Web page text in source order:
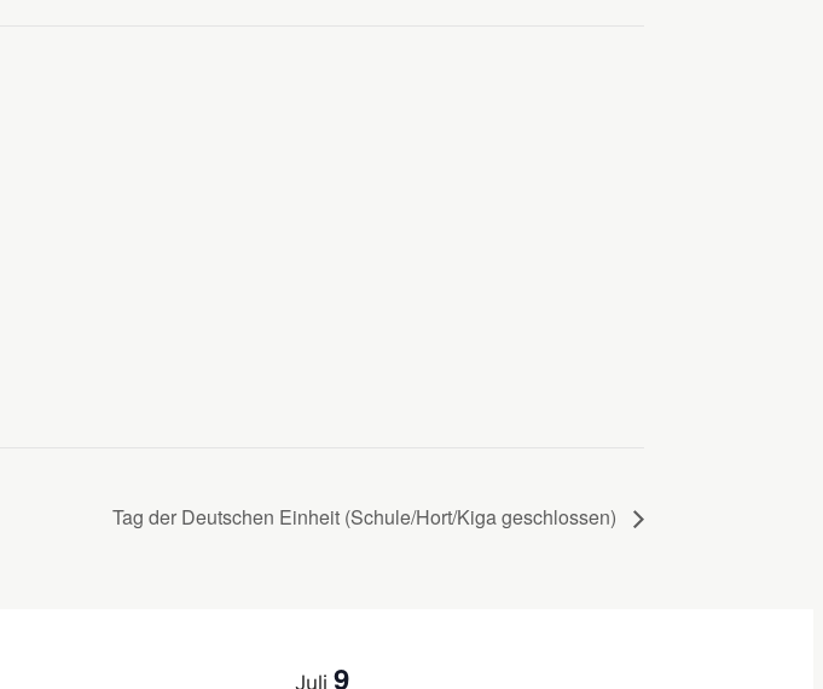
Tag der Deutschen Einheit (Schule/Hort/Kiga geschlossen)
Juli 9